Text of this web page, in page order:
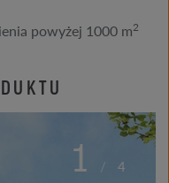
powyżej 1000 m2
1 / 4